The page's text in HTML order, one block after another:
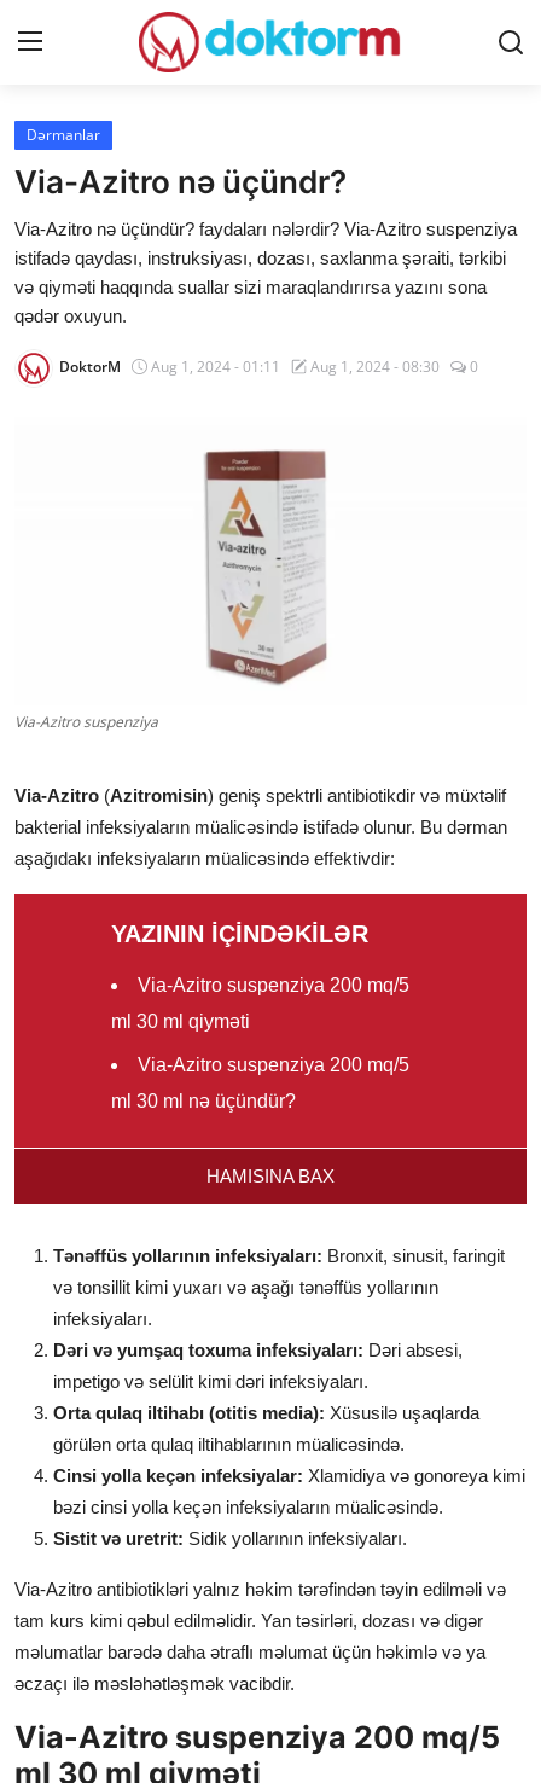
Giriş
Ana səhifə
Dərmanlar
Xəbərlər
Əlaqə
Dərmanlar
Via-Azitro nə üçündr?
Via-Azitro nə üçündür? faydaları nələrdir? Via-Azitro suspenziya
istifadə qaydası, instruksiyası, dozası, saxlanma şəraiti, tərkibi
və qiyməti haqqında suallar sizi maraqlandırırsa yazını sona
qədər oxuyun.
DoktorM Aug 1, 2024 - 01:11 Aug 1, 2024 - 08:30 0
Via-Azitro suspenziya
Via-Azitro (Azitromisin) geniş spektrli antibiotikdir və müxtəlif
bakterial infeksiyaların müalicəsində istifadə olunur. Bu dərman
aşağıdakı infeksiyaların müalicəsində effektivdir:
YAZININ İÇİNDƏKİLƏR
Via-Azitro suspenziya 200 mq/5
ml 30 ml qiyməti
Via-Azitro suspenziya 200 mq/5
ml 30 ml nə üçündür?
HAMISINA BAX
Tənəffüs yollarının infeksiyaları: Bronxit, sinusit, faringit
və tonsillit kimi yuxarı və aşağı tənəffüs yollarının
infeksiyaları.
Dəri və yumşaq toxuma infeksiyaları: Dəri absesi,
impetigo və selülit kimi dəri infeksiyaları.
Orta qulaq iltihabı (otitis media): Xüsusilə uşaqlarda
görülən orta qulaq iltihablarının müalicəsində.
Cinsi yolla keçən infeksiyalar: Xlamidiya və gonoreya kimi
bəzi cinsi yolla keçən infeksiyaların müalicəsində.
Sistit və uretrit: Sidik yollarının infeksiyaları.
Via-Azitro antibiotikləri yalnız həkim tərəfindən təyin edilməli və
tam kurs kimi qəbul edilməlidir. Yan təsirləri, dozası və digər
məlumatlar barədə daha ətraflı məlumat üçün həkimlə və ya
əczaçı ilə məsləhətləşmək vacibdir.
Via-Azitro suspenziya 200 mq/5
ml 30 ml qiyməti